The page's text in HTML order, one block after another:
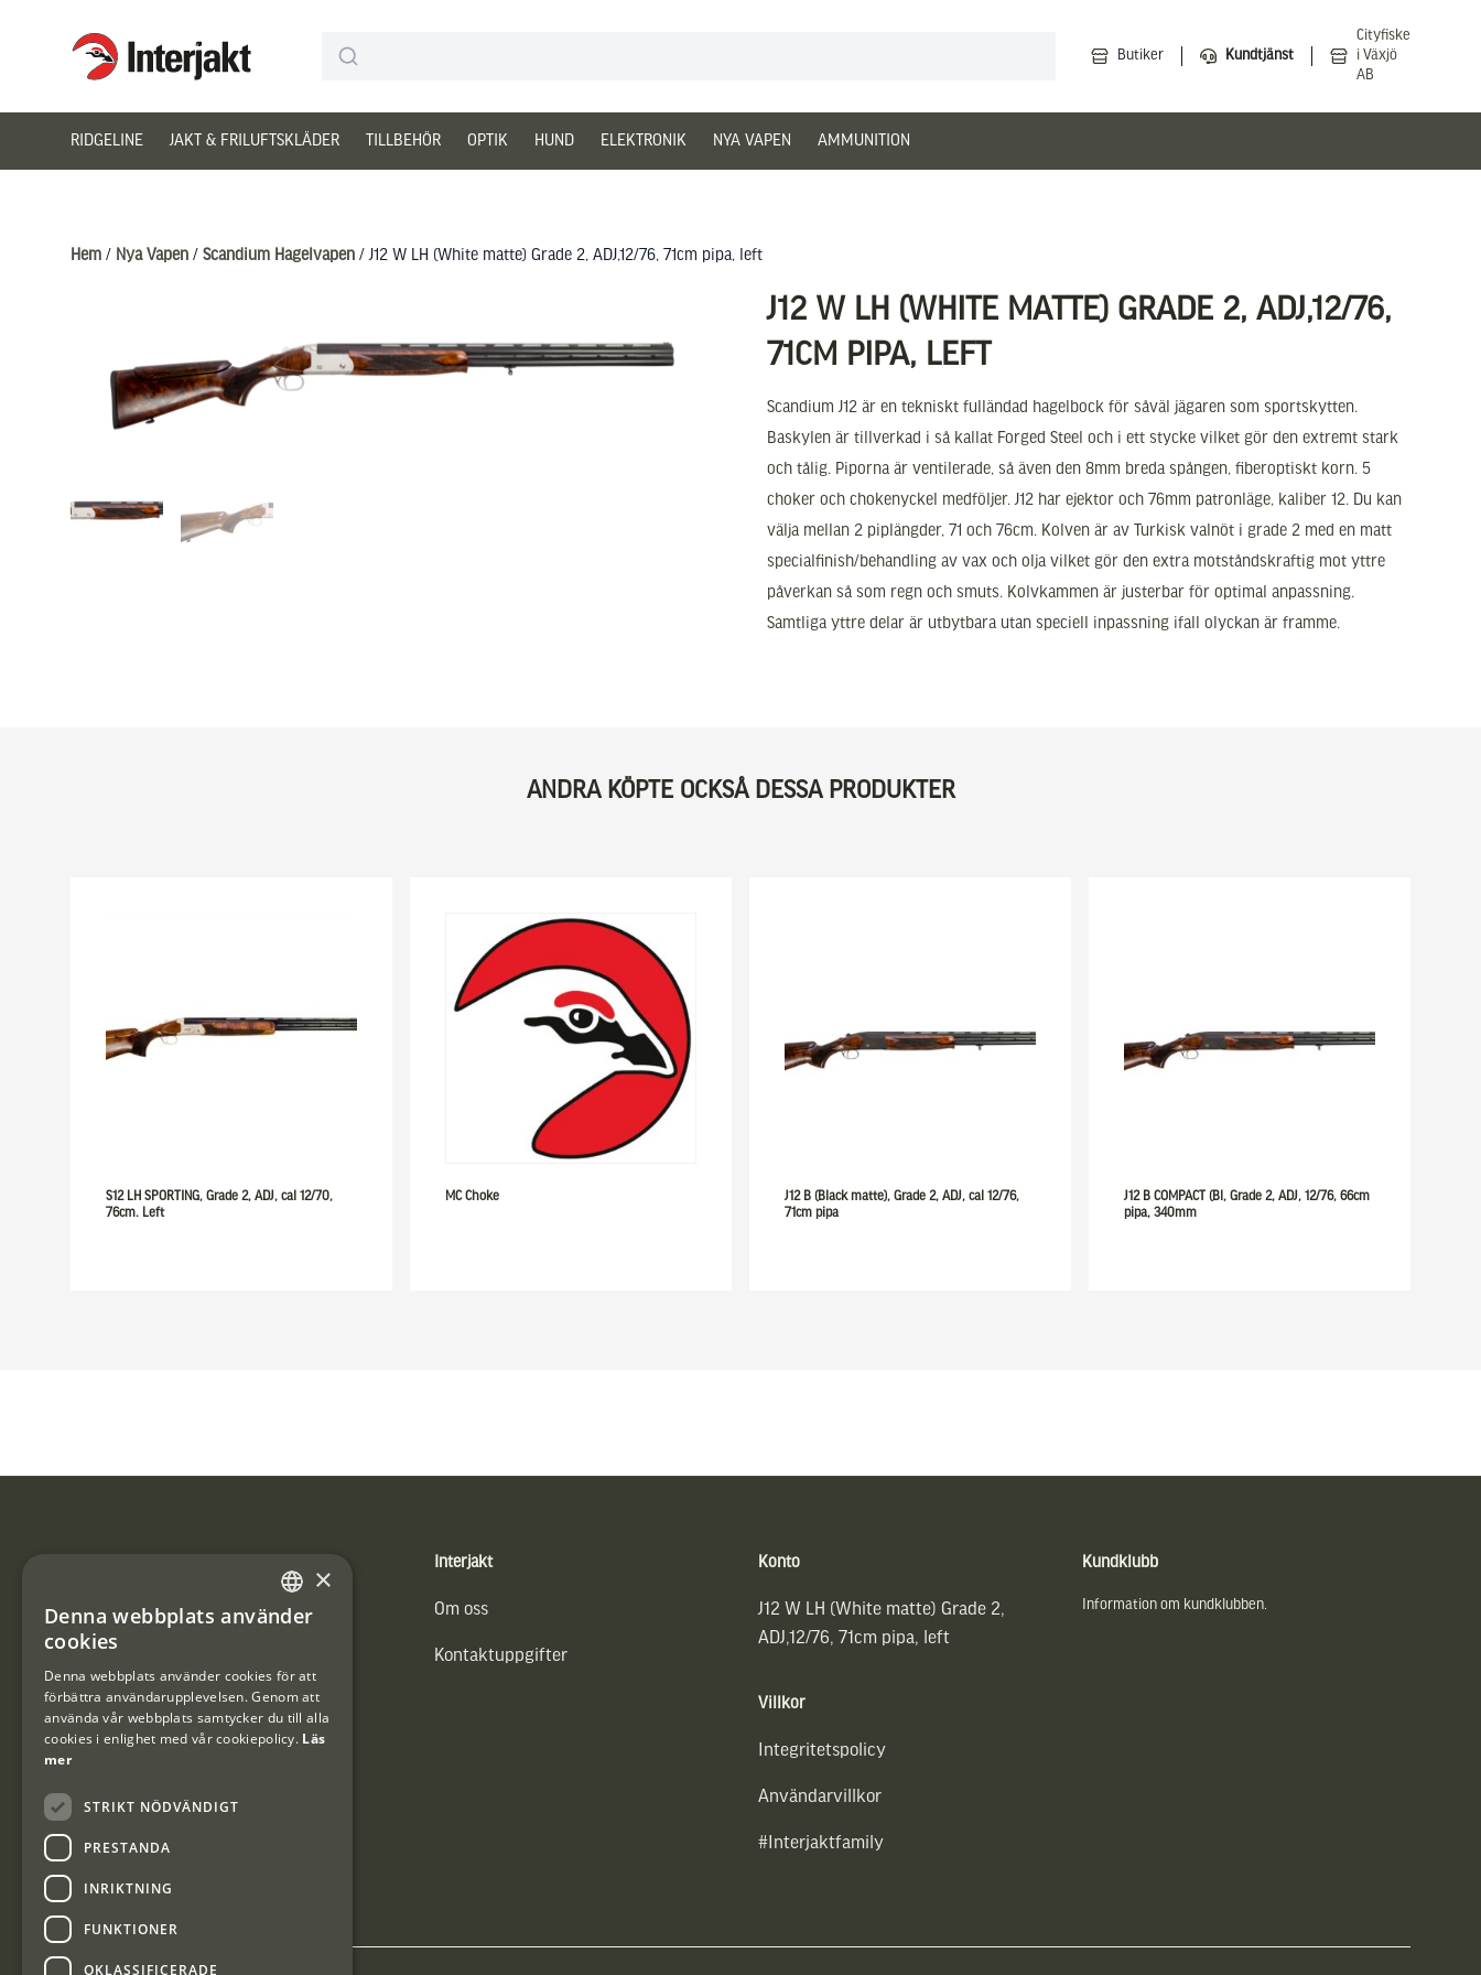
Interjakt SE
Butiker Kundtjänst
Cityfiske
i Växjö
AB
RIDGELINE JAKT & FRILUFTSKLÄDER TILLBEHÖR OPTIK HUND ELEKTRONIK NYA VAPEN AMMUNITION
Hem / Nya Vapen / Scandium Hagelvapen / J12 W LH (White matte) Grade 2, ADJ,12/76, 71cm pipa, left
J12 W LH (WHITE MATTE) GRADE 2, ADJ,12/76,
71CM PIPA, LEFT
Scandium J12 är en tekniskt fulländad hagelbock för såväl jägaren som sportskytten.
Baskylen är tillverkad i så kallat Forged Steel och i ett stycke vilket gör den extremt stark
och tålig. Piporna är ventilerade, så även den 8mm breda spången, fiberoptiskt korn. 5
choker och chokenyckel medföljer. J12 har ejektor och 76mm patronläge, kaliber 12. Du kan
välja mellan 2 piplängder, 71 och 76cm. Kolven är av Turkisk valnöt i grade 2 med en matt
specialfinish/behandling av vax och olja vilket gör den extra motståndskraftig mot yttre
påverkan så som regn och smuts. Kolvkammen är justerbar för optimal anpassning.
Samtliga yttre delar är utbytbara utan speciell inpassning ifall olyckan är framme.
ANDRA KÖPTE OCKSÅ DESSA PRODUKTER
S12 LH SPORTING, Grade 2, ADJ, cal 12/70,
76cm. Left
MC Choke
J12 B (Black matte), Grade 2, ADJ, cal 12/76,
71cm pipa
J12 B COMPACT (Bl, Grade 2, ADJ, 12/76, 66cm
pipa, 340mm
Vännäs Friluftbyxa
Interjakt
Om oss
Kontaktuppgifter
Konto
J12 W LH (White matte) Grade 2,
ADJ,12/76, 71cm pipa, left
Villkor
Integritetspolicy
Användarvillkor
#Interjaktfamily
Kundklubb
Information om kundklubben.
SWEDISH
×
Denna webbplats använder
cookies
Denna webbplats använder cookies för att
förbättra användarupplevelsen. Genom att
använda vår webbplats samtycker du till alla
cookies i enlighet med vår cookiepolicy. Läs
mer
STRIKT NÖDVÄNDIGT
PRESTANDA
INRIKTNING
FUNKTIONER
OKLASSIFICERADE